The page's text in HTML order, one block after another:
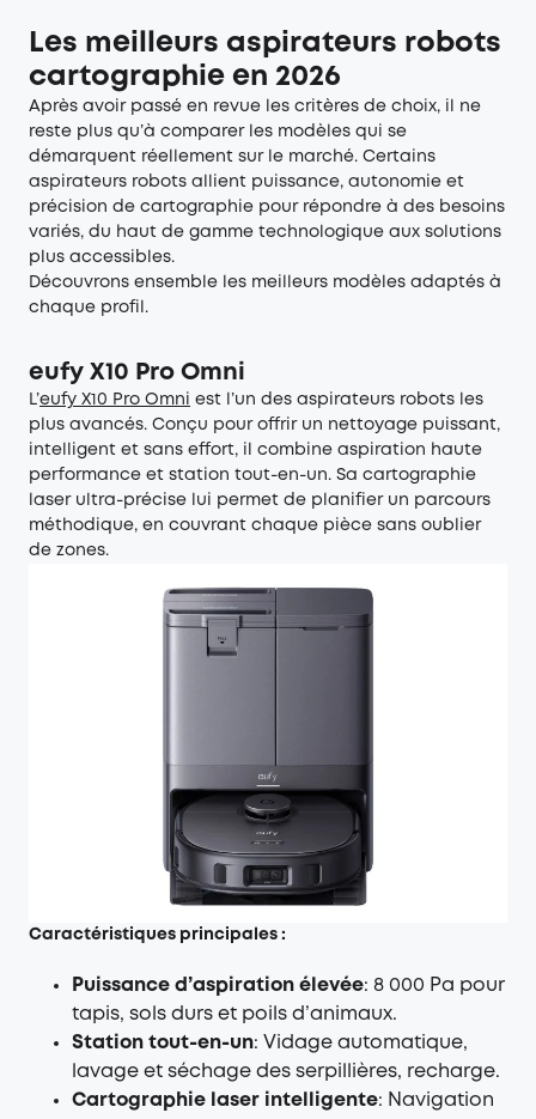
Les meilleurs aspirateurs robots
cartographie en 2026
Après avoir passé en revue les critères de choix, il ne
reste plus qu’à comparer les modèles qui se
démarquent réellement sur le marché. Certains
aspirateurs robots allient puissance, autonomie et
précision de cartographie pour répondre à des besoins
variés, du haut de gamme technologique aux solutions
plus accessibles.
Découvrons ensemble les meilleurs modèles adaptés à
chaque profil.
eufy X10 Pro Omni
L’eufy X10 Pro Omni est l’un des aspirateurs robots les
plus avancés. Conçu pour offrir un nettoyage puissant,
intelligent et sans effort, il combine aspiration haute
performance et station tout-en-un. Sa cartographie
laser ultra-précise lui permet de planifier un parcours
méthodique, en couvrant chaque pièce sans oublier
de zones.
Caractéristiques principales :
Puissance d’aspiration élevée: 8 000 Pa pour
tapis, sols durs et poils d’animaux.
Station tout-en-un: Vidage automatique,
lavage et séchage des serpillières, recharge.
Cartographie laser intelligente: Navigation